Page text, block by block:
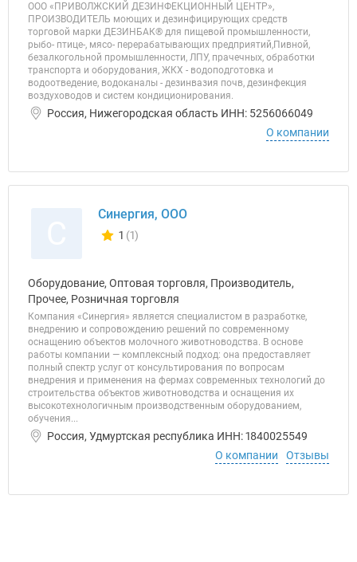
ООО «ПРИВОЛЖСКИЙ ДЕЗИНФЕКЦИОННЫЙ ЦЕНТР»,
ПРОИЗВОДИТЕЛЬ моющих и дезинфицирующих средств
торговой марки ДЕЗИНБАК® для пищевой промышленности,
рыбо- птице-, мясо- перерабатывающих предприятий,Пивной,
безалкогольной промышленности, ЛПУ, прачечных, обработки
транспорта и оборудования, ЖКХ - водоподготовка и
водоотведение, водоканалы - дезинвазия почв, дезинфекция
воздуховодов и систем кондиционирования.
Россия, Нижегородская область ИНН: 5256066049
О компании
Синергия, ООО
Количество отзывов у компании всего и сегодня
1 (1)
Оборудование, Оптовая торговля, Производитель,
Прочее, Розничная торговля
Компания «Синергия» является специалистом в разработке,
внедрению и сопровождению решений по современному
оснащению объектов молочного животноводства. В основе
работы компании — комплексный подход: она предоставляет
полный спектр услуг от консультирования по вопросам
внедрения и применения на фермах современных технологий до
строительства объектов животноводства и оснащения их
высокотехнологичным производственным оборудованием,
обучения...
Россия, Удмуртская республика ИНН: 1840025549
О компании
Отзывы